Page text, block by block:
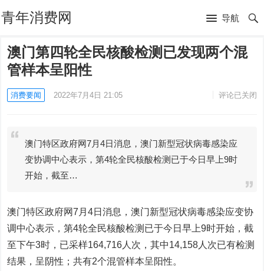
青年消费网 导航
澳门第四轮全民核酸检测已发现两个混
管样本呈阳性
消费要闻 2022年7月4日 21:05 评论已关闭
澳门特区政府网7月4日消息，澳门新型冠状病毒感染应
变协调中心表示，第4轮全民核酸检测已于今日早上9时
开始，截至…
澳门特区政府网7月4日消息，澳门新型冠状病毒感染应变协
调中心表示，第4轮全民核酸检测已于今日早上9时开始，截
至下午3时，已采样164,716人次，其中14,158人次已有检测
结果，呈阴性；共有2个混管样本呈阳性。